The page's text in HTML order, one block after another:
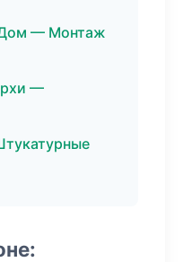
— Монтаж
—